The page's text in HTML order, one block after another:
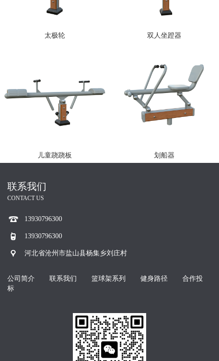
太极轮 双人坐蹬器
儿童跷跷板 划船器
联系我们
CONTACT US
13930796300
13930796300
河北省沧州市盐山县杨集乡刘庄村
公司简介 联系我们 篮球架系列 健身路径
合作投
标